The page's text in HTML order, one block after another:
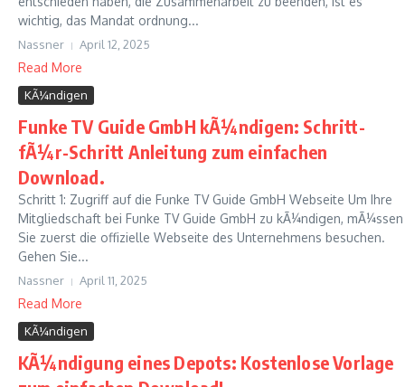
wichtig, das Mandat ordnung...
Nassner April 12, 2025
Read More
KÃ¼ndigen
Funke TV Guide GmbH kÃ¼ndigen: Schritt-
fÃ¼r-Schritt Anleitung zum einfachen
Download.
Schritt 1: Zugriff auf die Funke TV Guide GmbH Webseite Um Ihre
Mitgliedschaft bei Funke TV Guide GmbH zu kÃ¼ndigen, mÃ¼ssen
Sie zuerst die offizielle Webseite des Unternehmens besuchen.
Gehen Sie...
Nassner April 11, 2025
Read More
KÃ¼ndigen
KÃ¼ndigung eines Depots: Kostenlose Vorlage